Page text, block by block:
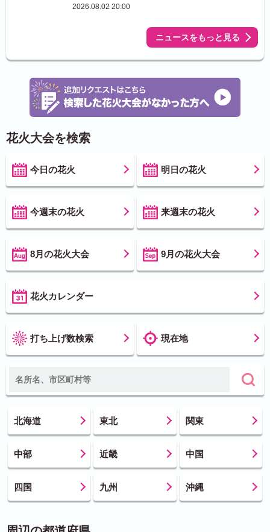
2026.08.02 20:00
ニュースをもっと見る
花火大会を検索
今日の花火 明日の花火
今週末の花火 来週末の花火
8月の花火大会 9月の花火大会
花火カレンダー
打ち上げ数検索 現在地
北海道 東北 関東
中部 近畿 中国
四国 九州 沖縄